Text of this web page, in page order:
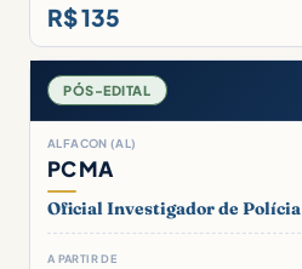
R$ 135
PÓS-EDITAL
ALFACON (AL)
PC MA
Oficial Investigador de Polícia
A PARTIR DE